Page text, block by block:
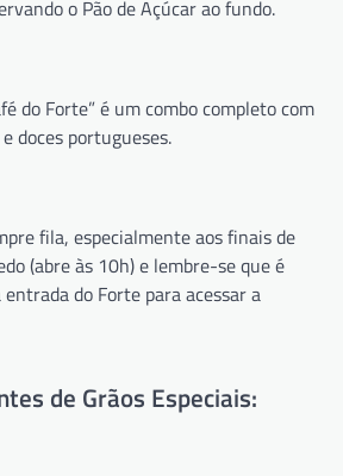
o Pão de Açúcar ao fundo.
do Forte” é um combo completo com
doces portugueses.
fila, especialmente aos finais de
(abre às 10h) e lembre-se que é
do Forte para acessar a
de Grãos Especiais: